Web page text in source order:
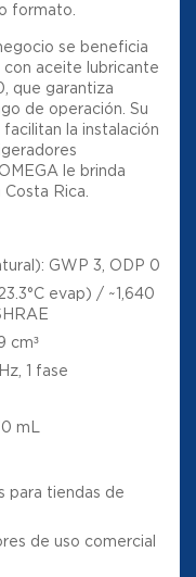
formato.
se beneficia
aceite lubricante
que garantiza
de operación. Su
la instalación
le brinda
Rica.
GWP 3, ODP 0
evap) / ~1,640
cm³
1 fase
mL
para tiendas de
de uso comercial